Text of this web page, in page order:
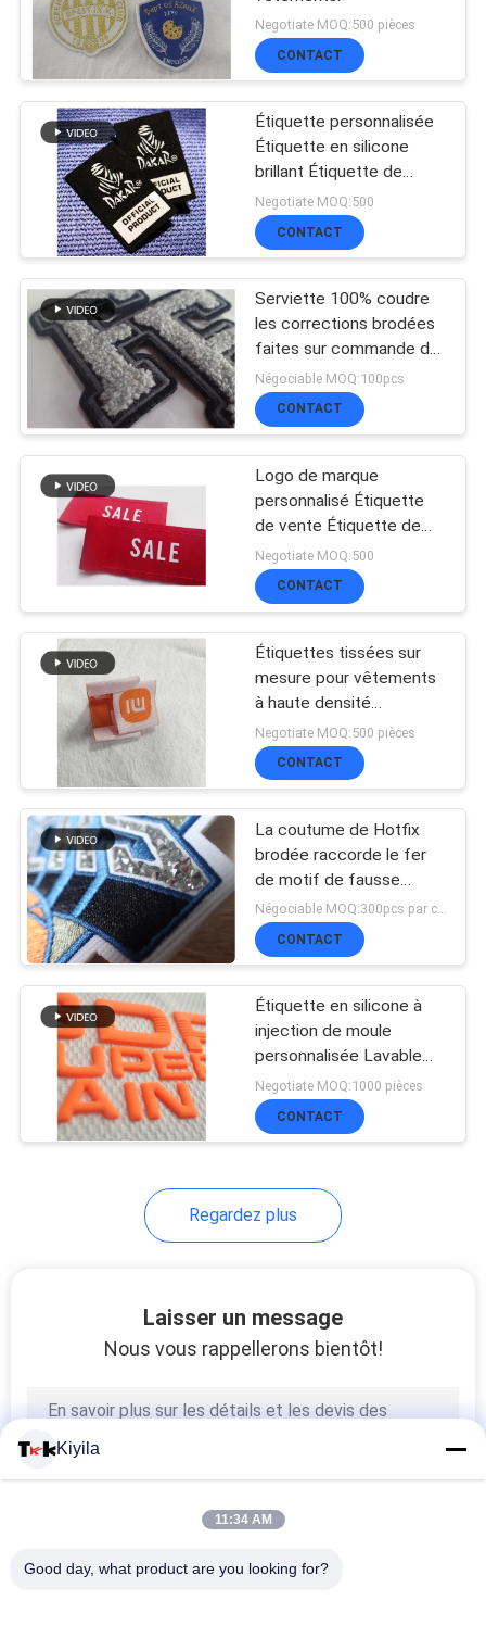
CONTACT
NOUVELLES
TOUS
LES
CAS
SHOW
PLAN
SITE
POLITIQUE
CONFIDENTIALITÉ
Étiquettes
sérigraphiées
Écussons TPU
haute fréquence 3D
64
labels en
caoutchouc de
silicone
128
Labels tissés
d'habillement
Corrections de cuir
de relief
76
Étiquette de
du troupeau
Étiquettes de coup
d'habillement
26
Negotiate MOQ:500 pièces
CONTACT
Étiquette personnalisée
Étiquette en silicone
brillant Étiquette de
transfert thermique Logo
en caoutchouc pour
vêtement
Negotiate MOQ:500
CONTACT
Serviette 100% coudre
les corrections brodées
faites sur commande de
Chenille
Négociable MOQ:100pcs
CONTACT
Logo de marque
personnalisé Étiquette
de vente Étiquette de
vêtements Étiquette
d'impression sur écran
Logo tissé Étiquette
Negotiate MOQ:500
CONTACT
Étiquettes tissées sur
mesure pour vêtements
à haute densité
Couverture de livre
Étiquettes pliables pour
sacs
Negotiate MOQ:500 pièces
CONTACT
La coutume de Hotfix
brodée raccorde le fer
de motif de fausse
pierre sur le transfert
pour des Hoodies
Négociable MOQ:300pcs par couleur
CONTACT
Étiquette en silicone à
injection de moule
personnalisée Lavable
3D Logo en silicone doux
Transfert de chaleur
Badge en silicone
Negotiate MOQ:1000 pièces
CONTACT
Regardez plus
Laisser un message
Nous vous rappellerons bientôt!
Kiyila
11:34 AM
Good day, what product are you looking for?